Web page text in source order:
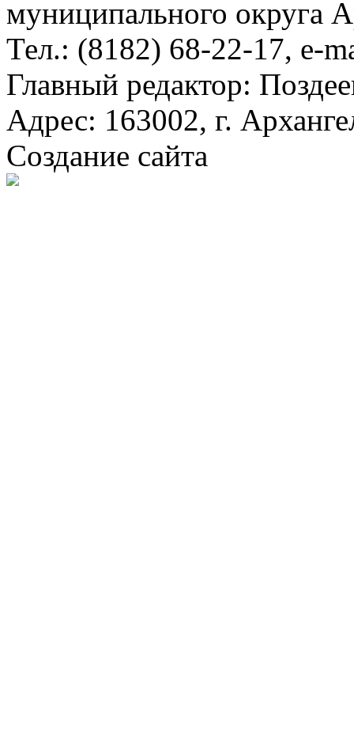
муниципального округа
Тел.: (8182) 68-22-17, e-
Главный редактор:
Адрес: 163002, г.
Создание сайта